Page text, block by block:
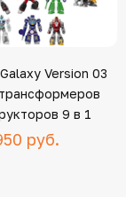
Version 03
9 в 1
руб.